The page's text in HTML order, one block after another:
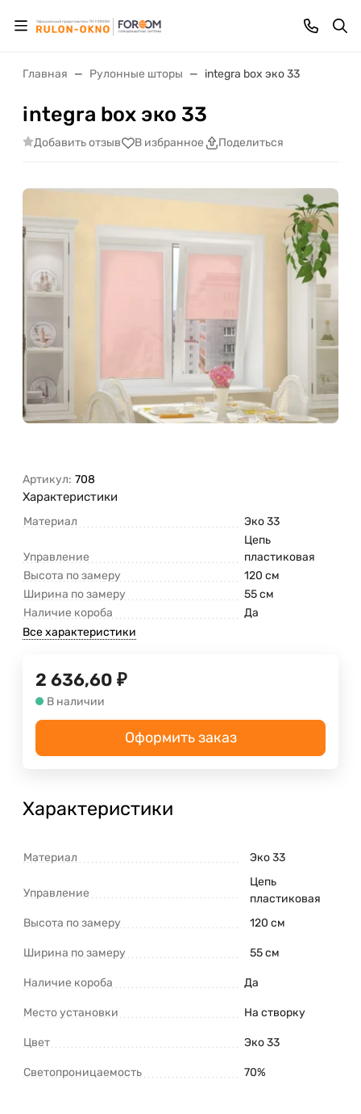
Главная Рулонные шторы integra box эко 33
integra box эко 33
Добавить отзыв В избранное Поделиться
Артикул: 708
Характеристики
Материал Эко 33
Управление
Цепь
пластиковая
Высота по замеру
120 см
Ширина по замеру
55 см
Наличие короба
Да
Все характеристики
2 636,60 ₽
В наличии
Оформить заказ
Характеристики
Материал Эко 33
Управление
Цепь
пластиковая
Высота по замеру
120 см
Ширина по замеру 55 см
Наличие короба Да
Место установки На створку
Цвет Эко 33
Светопроницаемость 70%